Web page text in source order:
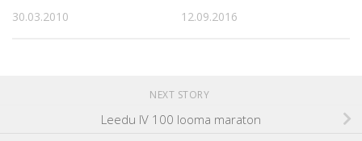
30.03.2010 12.09.2016
NEXT STORY
Leedu IV 100 looma maraton